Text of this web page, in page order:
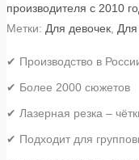
производителя с 2010
Метки: Для девочек Для
✔ Производство в
✔ Более 2000 сюжетов
✔ Лазерная резка –
✔ Подходит для